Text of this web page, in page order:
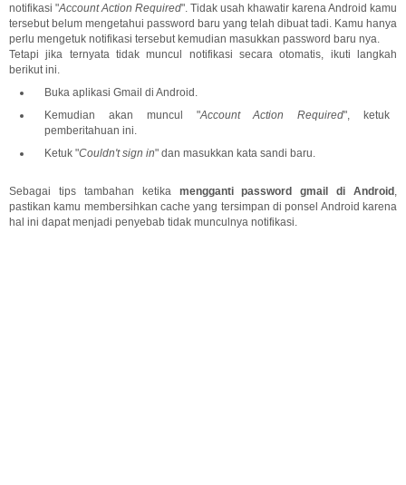
notifikasi "Account Action Required". Tidak usah khawatir karena Android kamu
tersebut belum mengetahui password baru yang telah dibuat tadi. Kamu hanya
perlu mengetuk notifikasi tersebut kemudian masukkan password baru nya.
Tetapi jika ternyata tidak muncul notifikasi secara otomatis, ikuti langkah
berikut ini.
Buka aplikasi Gmail di Android.
Kemudian akan muncul "Account Action Required", ketuk
pemberitahuan ini.
Ketuk "Couldn't sign in" dan masukkan kata sandi baru.
Sebagai tips tambahan ketika mengganti password gmail di Android
pastikan kamu membersihkan cache yang tersimpan di ponsel Android karena
hal ini dapat menjadi penyebab tidak munculnya notifikasi.